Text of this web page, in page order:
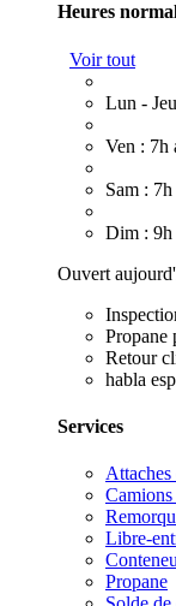
Heures
Voir tout
Lun -
Ven : 7h
Sam :
Dim : 9h
Ouvert
Propane
Retour
habla
Services
Attaches
Camions
Libre-
Propane